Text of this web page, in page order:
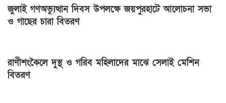
জুলাই গণঅভ্যুত্থান দিবস উপলক্ষে জয়পুরহাটে আলোচনা সভা
ও গাছের চারা বিতরণ
রাণীশংকৈলে দুস্থ ও গরিব মহিলাদের মাঝে সেলাই মেশিন
বিতরণ